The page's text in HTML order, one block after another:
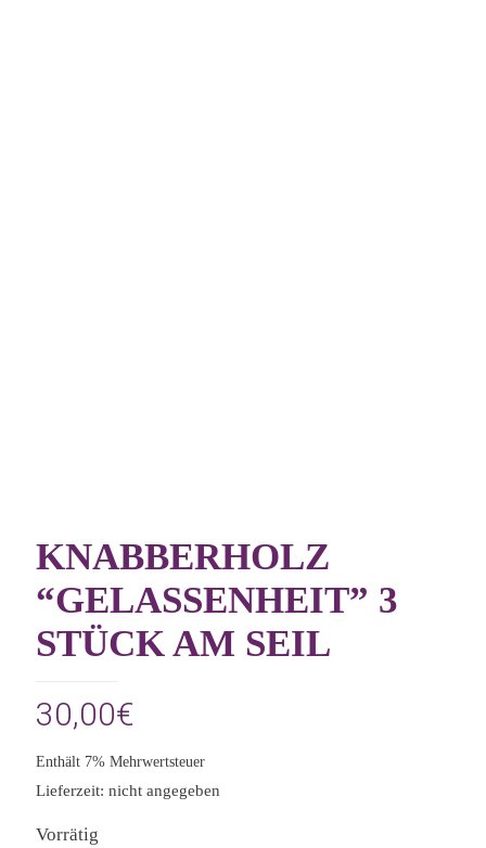
KNABBERHOLZ
“GELASSENHEIT” 3
STÜCK AM SEIL
30,00€
Enthält 7% Mehrwertsteuer
Lieferzeit: nicht angegeben
Vorrätig